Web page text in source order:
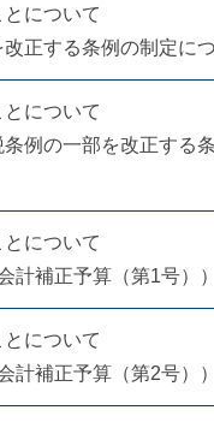
について
正する条例の制定につ
について
条例の一部を改正する
について
計補正予算（第1号））
について
計補正予算（第2号））